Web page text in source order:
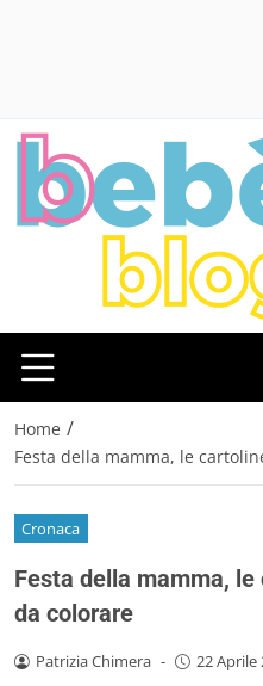
Home /
Festa della mamma, le
Cronaca
Festa della mamma,
da colorare
Patrizia Chimera - 22 Aprile